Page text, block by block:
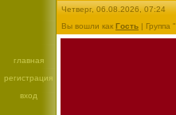
главная
регистрация
вход
Четверг, 06.08.2026, 07:24
Вы вошли как Гость | Группа "